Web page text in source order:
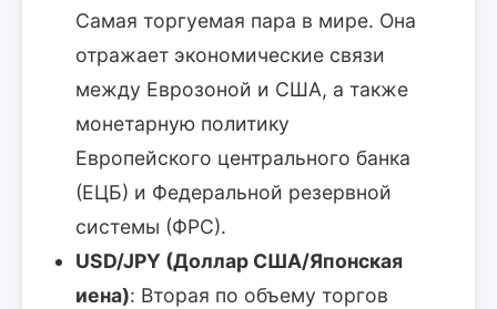
Самая торгуемая пара в мире. Она
отражает экономические связи
между Еврозоной и США, а также
монетарную политику
Европейского центрального банка
(ЕЦБ) и Федеральной резервной
системы (ФРС).
USD/JPY (Доллар США/Японская
иена): Вторая по объему торгов